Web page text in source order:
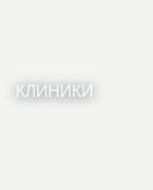
КЛИНИКИ